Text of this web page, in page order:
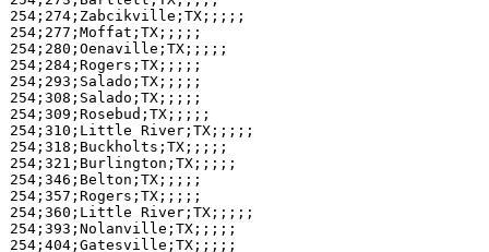
254;274;Zabcikville;TX;;;;;
254;277;Moffat;TX;;;;;
254;280;Oenaville;TX;;;;;
254;284;Rogers;TX;;;;;
254;293;Salado;TX;;;;;
254;308;Salado;TX;;;;;
254;309;Rosebud;TX;;;;;
254;310;Little River;TX;;;;;
254;318;Buckholts;TX;;;;;
254;321;Burlington;TX;;;;;
254;346;Belton;TX;;;;;
254;357;Rogers;TX;;;;;
254;360;Little River;TX;;;;;
254;393;Nolanville;TX;;;;;
254;404;Gatesville;TX;;;;;